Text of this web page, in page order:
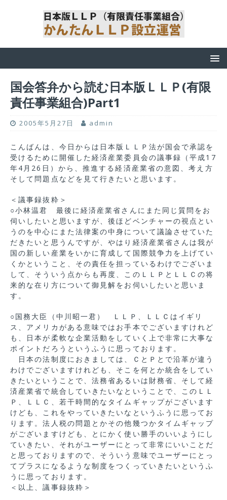
国会答弁から読む日本版ＬＬＰ(有限
責任事業組合)Part1
2005年5月27日 admin
こんばんは、今日からは日本版ＬＬＰ法が国会で承認を
受けるために開催した経済産業委員会の議事録（平成17
年4月26日）から、推進する経済産業省の意図、考え方
そして問題点などを見て行きたいと思います。
＜議事録抜粋＞
○小林温君 最後に経済産業省さんにまた同じ質問をお
伺いしたいと思いますが、後ほどベンチャーの視点とい
うのを中心にまた法律案の中身について議論させていた
だきたいと思うんですが、やはり経済産業省さんは我が
国の新しい産業をいかに育成して国際競争力を上げてい
くかということ、その責任を担っているわけでございま
して、そういう点からも再度、このＬＬＰとＬＬＣの将
来的な在り方について御見解をお伺いしたいと思いま
す。
○国務大臣（中川昭一君） ＬＬＰ、ＬＬＣはイギリ
ス、アメリカがある意味ではお手本でございますけれど
も、日本が柔軟な企業活動をしていく上で非常に大事な
ポイントだろうというふうに思っております。
日本の法制度におきましては、ＣとＰとで沿革が違う
わけでございますけれども、そこを何とか統合をしてい
きたいということで、法務省あるいは財務省、そして経
済産業省で統合していきたいなということで、このＬＬ
Ｐ、ＬＬＣ、若干時間的なタイムギャップがございます
けども、これをやっていきたいなというふうに思ってお
ります。法人税の問題とかその他幾つかタイムギャップ
がございますけども、とにかく使い勝手のいいようにし
ていきたい、それがユーザーにとって非常にいいことだ
と思っておりますので、そういう意味でユーザーにとっ
てプラスになるような制度をつくっていきたいというふ
うに思っております。
＜以上、議事録抜粋＞